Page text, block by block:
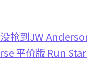
没抢到JW
平价版 Run